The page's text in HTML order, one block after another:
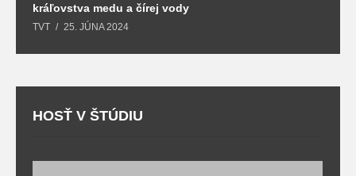
kráľovstva medu a čírej vody
TVT 25. JÚNA 2024
HOSŤ V ŠTÚDIU